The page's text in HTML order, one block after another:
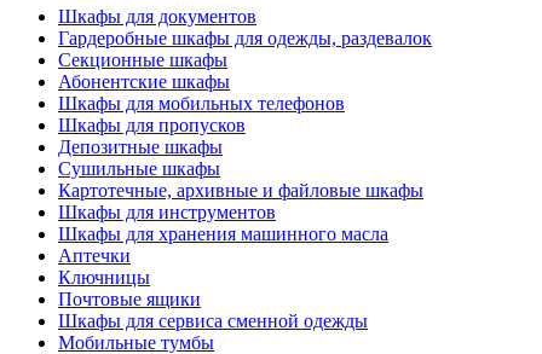
Шкафы для документов
Гардеробные шкафы для одежды, раздевалок
Секционные шкафы
Абонентские шкафы
Шкафы для мобильных телефонов
Шкафы для пропусков
Депозитные шкафы
Сушильные шкафы
Картотечные, архивные и файловые шкафы
Шкафы для инструментов
Шкафы для хранения машинного масла
Аптечки
Ключницы
Почтовые ящики
Шкафы для сервиса сменной одежды
Мобильные тумбы